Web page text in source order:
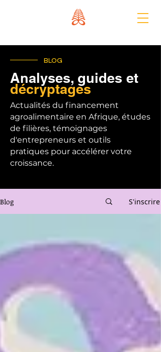
BLOG
Analyses, guides et
décryptages
Actualités du financement
agroalimentaire en Afrique, études
de filières, témoignages
d'entrepreneurs et outils
pratiques pour accélérer votre
croissance.
Blog S'inscrire